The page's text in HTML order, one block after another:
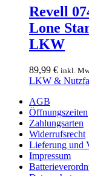
Revell
Lone
LKW
89,99 € inkl.
LKW &
AGB
Öffnungszeiten
Zahlungsarten
Widerrufsrecht
Lieferung und
Impressum